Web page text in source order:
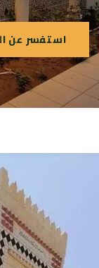
استفسر عن